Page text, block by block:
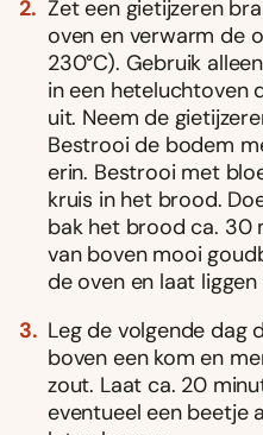
Zet een gietijzeren
oven en verwarm de
230°C). Gebruik
in een heteluchtoven
uit. Neem de
Bestrooi de bodem
erin. Bestrooi met
kruis in het brood.
bak het brood ca. 30
van boven mooi
de oven en laat
Leg de volgende dag
boven een kom en
zout. Laat ca. 20
eventueel een beetje